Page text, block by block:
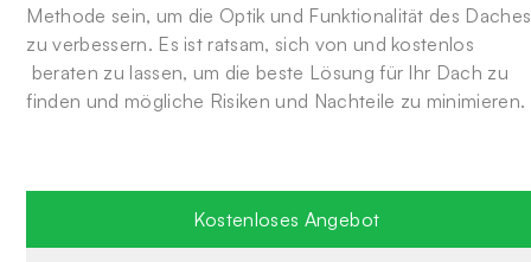
Methode sein, um die Optik und Funktionalität des Daches
zu verbessern. Es ist ratsam, sich von und kostenlos
beraten zu lassen, um die beste Lösung für Ihr Dach zu
finden und mögliche Risiken und Nachteile zu minimieren.
Kostenloses Angebot